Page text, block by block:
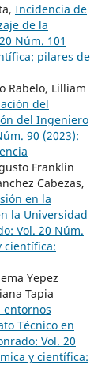
Incidencia de
de la
Núm. 101
pilares de
Rabelo, Lilliam
del
del Ingeniero
90 (2023):
Franklin
Cabezas,
en la
la Universidad
Vol. 20 Núm.
científica:
Yepez
Tapia
entornos
Técnico en
Vol. 20
y científica: